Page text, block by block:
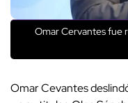
Omar Cervantes fue
Omar Cevantes